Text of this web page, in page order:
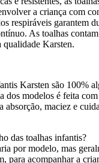
a criança com
respiráveis garantem
As toalhas
qualidade Karsten.
Karsten são 100%
dos modelos é feita
absorção, maciez e
das toalhas infantis?
por modelo, mas
para acompanhar a